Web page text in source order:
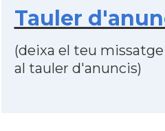
Tauler
(deixa el teu
al tauler d'anuncis)